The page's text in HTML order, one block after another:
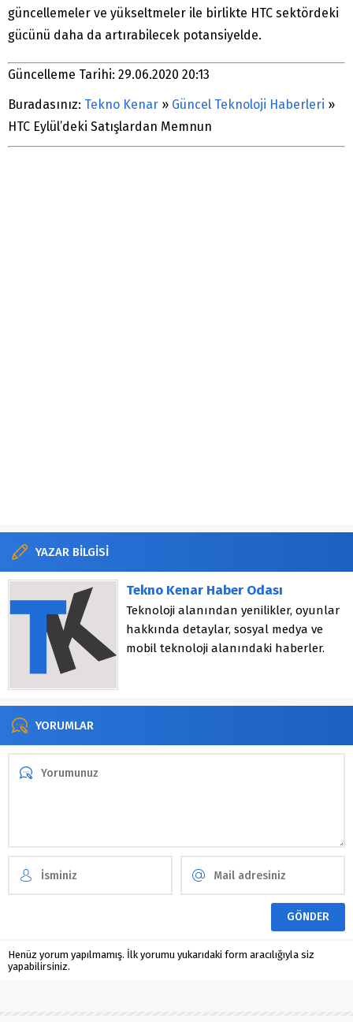
güncellemeler ve yükseltmeler ile birlikte HTC sektördeki
gücünü daha da artırabilecek potansiyelde.
Güncelleme Tarihi: 29.06.2020 20:13
Buradasınız: Tekno Kenar » Güncel Teknoloji Haberleri »
HTC Eylül’deki Satışlardan Memnun
YAZAR BİLGİSİ
Tekno Kenar Haber Odası
Teknoloji alanından yenilikler, oyunlar
hakkında detaylar, sosyal medya ve
mobil teknoloji alanındaki haberler.
YORUMLAR
Henüz yorum yapılmamış. İlk yorumu yukarıdaki form aracılığıyla siz
yapabilirsiniz.